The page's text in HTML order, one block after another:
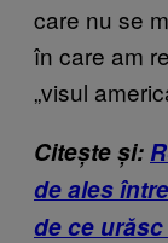
care nu se
în care am
„visul
Citește și:
de ales
de ce